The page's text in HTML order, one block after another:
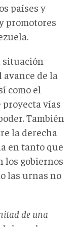
países y
promotores
situación
de la
como el
vías
También
la derecha
en tanto que
los gobiernos
las urnas no
de una